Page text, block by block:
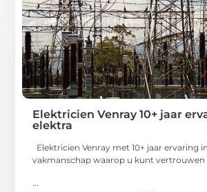
Elektricien Venray 10+ jaar
elektra
Elektricien Venray met 10+ jaar ervaring
vakmanschap waarop u kunt vertrouwen